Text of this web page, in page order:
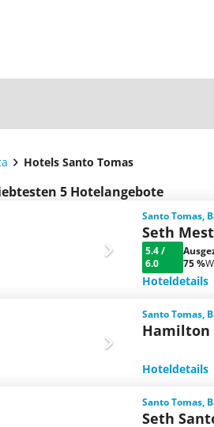
Hotels Santo Tomas
5 Hotelangebote
Santo Tomas,
Seth
5.4/
6.0
75 %
Hoteldetails
Santo Tomas,
Hamilton
Hoteldetails
Santo Tomas,
Seth